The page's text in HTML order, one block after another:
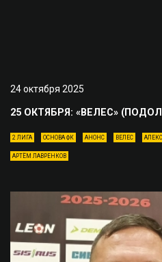
24 октября 2025
25 ОКТЯБРЯ: «ВЕЛЕС»
2 ЛИГА ОСНОВА ФК АНОНС ВЕЛЕС
АРТЁМ ЛАВРЕНКОВ